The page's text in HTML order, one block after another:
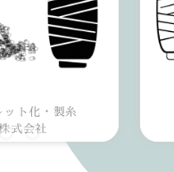
ット化・製糸
式会社